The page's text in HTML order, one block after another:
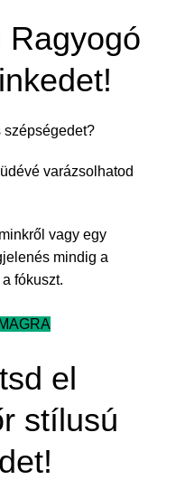
Ragyogó
szépségedet?
varázsolhatod
vagy egy
mindig a
fókuszt.
el
stílusú